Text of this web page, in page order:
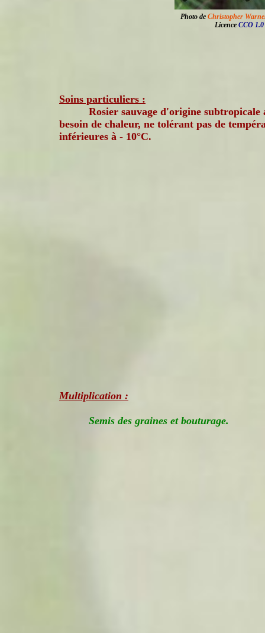
Photo de Christopher
Licence CCO
Soins particuliers :
Rosier sauvage d'origine subtropicale
besoin de chaleur, ne tolérant pas de
inférieures à - 10°C.
Multiplication :
Semis des graines et bouturage.